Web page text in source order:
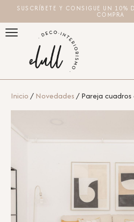
SUSCRÍBETE Y CONSIGUE UN 10%
COMPRA
Inicio/Novedades/ Pareja